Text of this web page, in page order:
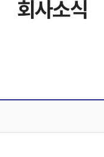
회사소식